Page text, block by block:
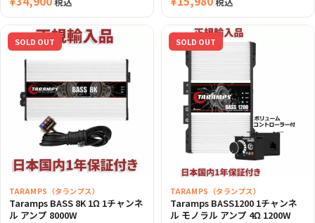
SOLD OUT
TARAMPS（タランプス）
Taramps BASS 8K 1Ω 1チャンネ
ル アンプ 8000W
SOLD OUT
TARAMPS（タランプス）
Taramps BASS1200 1チャンネ
ル モノラル アンプ 4Ω 1200W